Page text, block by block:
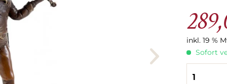
inkl. 19 %
Sofort